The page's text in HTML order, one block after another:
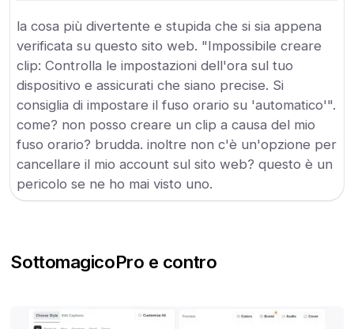
la cosa più divertente e stupida che si sia appena
verificata su questo sito web. "Impossibile creare
clip: Controlla le impostazioni dell'ora sul tuo
dispositivo e assicurati che siano precise. Si
consiglia di impostare il fuso orario su 'automatico'".
come? non posso creare un clip a causa del mio
fuso orario? brudda. inoltre non c'è un'opzione per
cancellare il mio account sul sito web? questo è un
pericolo se ne ho mai visto uno.
SottomagicoPro e contro